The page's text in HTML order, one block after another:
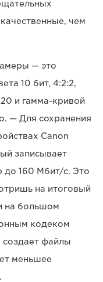
чем
— это
10 бит, 4:2:2,
и гамма-кривой
— Для сохранения
Canon
записывает
до 160 Мбит/с. Это
на итоговый
на большом
кодеком
создает файлы
меньшее